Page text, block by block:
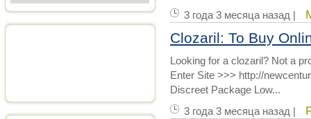
3 года 3 месяца назад |
Clozaril: To Buy
Looking for a clozaril? Not a
Enter Site >>> http://
Discreet Package Low...
3 года 3 месяца назад |